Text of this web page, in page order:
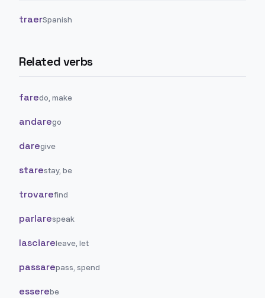
traerSpanish
Related verbs
faredo, make
andarego
daregive
starestay, be
trovarefind
parlarespeak
lasciareleave, let
passarepass, spend
esserebe